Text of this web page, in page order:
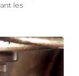
les